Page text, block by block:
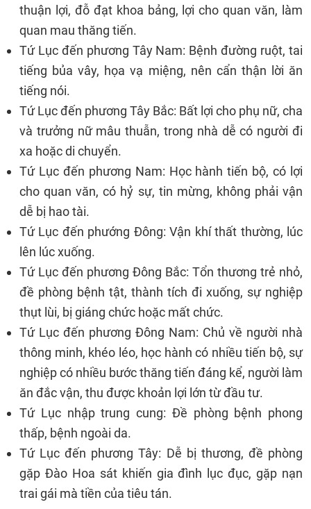
thuận lợi, đỗ đạt khoa bảng, lợi cho quan văn, làm
quan mau thăng tiến.
Tứ Lục đến phương Tây Nam: Bệnh đường ruột, tai
tiếng bủa vây, họa vạ miệng, nên cẩn thận lời ăn
tiếng nói.
Tứ Lục đến phương Tây Bắc: Bất lợi cho phụ nữ, cha
và trưởng nữ mâu thuẫn, trong nhà dễ có người đi
xa hoặc di chuyển.
Tứ Lục đến phương Nam: Học hành tiến bộ, có lợi
cho quan văn, có hỷ sự, tin mừng, không phải vận
dễ bị hao tài.
Tứ Lục đến phướng Đông: Vận khí thất thường, lúc
lên lúc xuống.
Tứ Lục đến phương Đông Bắc: Tổn thương trẻ nhỏ,
đề phòng bệnh tật, thành tích đi xuống, sự nghiệp
thụt lùi, bị giáng chức hoặc mất chức.
Tứ Lục đến phương Đông Nam: Chủ về người nhà
thông minh, khéo léo, học hành có nhiều tiến bộ, sự
nghiệp có nhiều bước thăng tiến đáng kể, người làm
ăn đắc vận, thu được khoản lợi lớn từ đầu tư.
Tứ Lục nhập trung cung: Đề phòng bệnh phong
thấp, bệnh ngoài da.
Tứ Lục đến phương Tây: Dễ bị thương, đề phòng
gặp Đào Hoa sát khiến gia đình lục đục, gặp nạn
trai gái mà tiền của tiêu tán.